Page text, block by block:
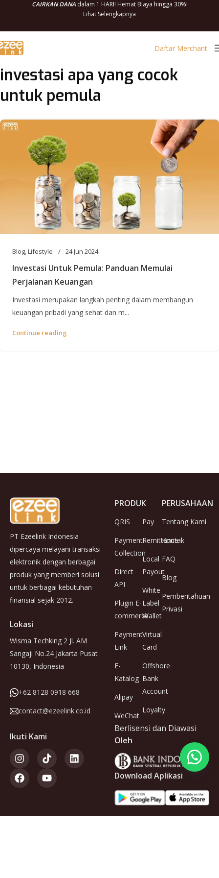
CAIRKAN DANAdalam 1 HARI! Hemat Biaya hingga 30%!
Lihat Selengkapnya
Daftar Merchant
investasi apa yang cocok
untuk pemula
Blog,Lifestyle 24 Jun 2024
Investasi Untuk Pemula: Panduan Memulai
Perjalanan Keuangan
Investasi merupakan langkah penting dalam membangun
keuangan pribadi yang sehat dan m...
Continue reading
PT Ezeelink Indonesia
dipercaya melayani transaksi
elektronik dengan berbagai
produk yang memberi solusi
untuk berbagai kebutuhan
finansial sejak 2012.
Lokasi
Wisma Techking 2 Jl. AM
Sangaji No.24 Jakarta Pusat
10130, Indonesia
+62 8128 0918 668
contact@ezeelink.co.id
Ikuti Kami
PRODUK
QRIS
Payment
Collection
Direct
API
Plugin E-
commerce
Payment
Link
E-
Katalog
Alipay
WeChat
Pay
Remittance
Local
Payout
White
Label
Wallet
Virtual
Card
Offshore
Bank
Account
Loyalty
PERUSAHAAN
Tentang Kami
Kontak
FAQ
Blog
Pemberitahuan
Privasi
Berlisensi dan Diawasi
Oleh
Download Aplikasi